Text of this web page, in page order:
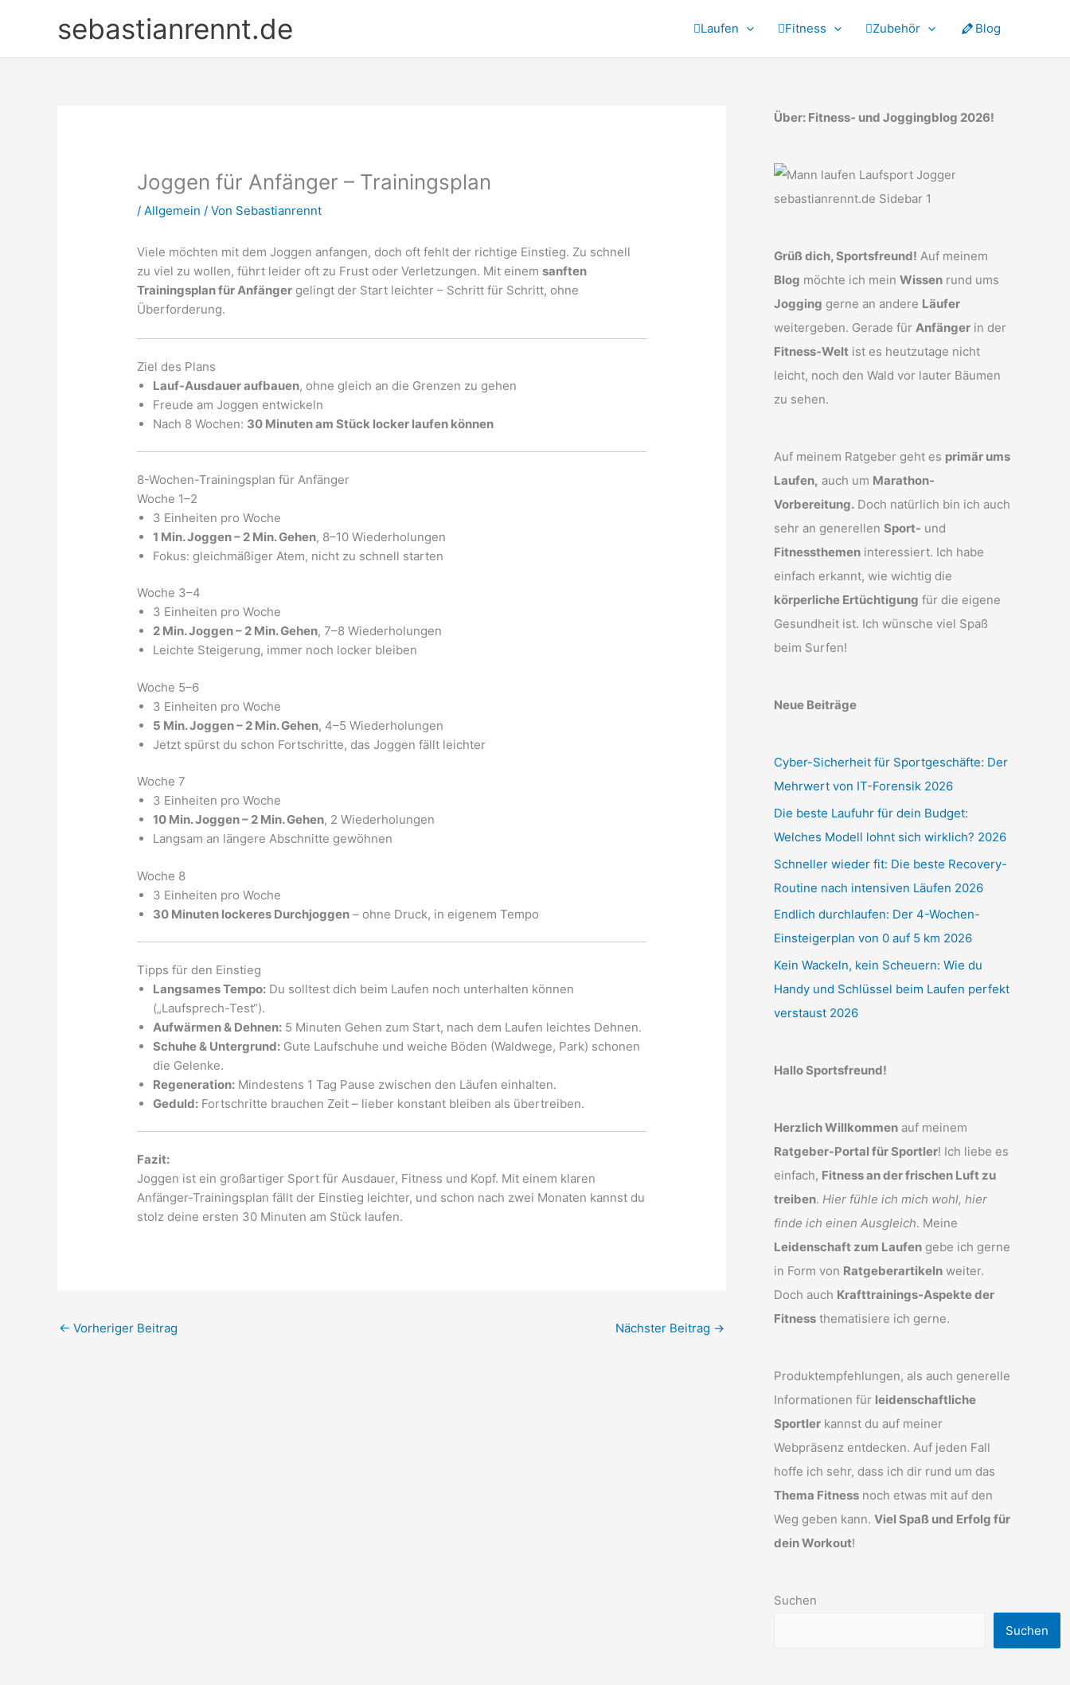
sebastianrennt.de Laufen Fitness Zubehör Blog
Joggen für Anfänger – Trainingsplan
/Allgemein / Von Sebastianrennt
Viele möchten mit dem Joggen anfangen, doch oft fehlt der richtige Einstieg. Zu schnell
zu viel zu wollen, führt leider oft zu Frust oder Verletzungen. Mit einemsanften
Trainingsplan für Anfänger gelingt der Start leichter – Schritt für Schritt, ohne
Überforderung.
Ziel des Plans
Lauf-Ausdauer aufbauen, ohne gleich an die Grenzen zu gehen
Freude am Joggen entwickeln
Nach 8 Wochen: 30 Minuten am Stück locker laufen können
8-Wochen-Trainingsplan für Anfänger
Woche 1–2
3 Einheiten pro Woche
1 Min. Joggen – 2 Min. Gehen, 8–10 Wiederholungen
Fokus: gleichmäßiger Atem, nicht zu schnell starten
Woche 3–4
3 Einheiten pro Woche
2 Min. Joggen – 2 Min. Gehen, 7–8 Wiederholungen
Leichte Steigerung, immer noch locker bleiben
Woche 5–6
3 Einheiten pro Woche
5 Min. Joggen – 2 Min. Gehen, 4–5 Wiederholungen
Jetzt spürst du schon Fortschritte, das Joggen fällt leichter
Woche 7
3 Einheiten pro Woche
10 Min. Joggen – 2 Min. Gehen, 2 Wiederholungen
Langsam an längere Abschnitte gewöhnen
Woche 8
3 Einheiten pro Woche
30 Minuten lockeres Durchjoggen – ohne Druck, in eigenem Tempo
Tipps für den Einstieg
Langsames Tempo: Du solltest dich beim Laufen noch unterhalten können
(„Laufsprech-Test“).
Aufwärmen & Dehnen: 5 Minuten Gehen zum Start, nach dem Laufen leichtes Dehnen.
Schuhe & Untergrund: Gute Laufschuhe und weiche Böden (Waldwege, Park) schonen
die Gelenke.
Regeneration: Mindestens 1 Tag Pause zwischen den Läufen einhalten.
Geduld: Fortschritte brauchen Zeit – lieber konstant bleiben als übertreiben.
Fazit:
Joggen ist ein großartiger Sport für Ausdauer, Fitness und Kopf. Mit einem klaren
Anfänger-Trainingsplan fällt der Einstieg leichter, und schon nach zwei Monaten kannst du
stolz deine ersten 30 Minuten am Stück laufen.
← Vorheriger Beitrag Nächster Beitrag →
Über: Fitness- und Joggingblog 2026!
Grüß dich, Sportsfreund! Auf meinem
Blog möchte ich mein Wissen rund ums
Jogging gerne an andere Läufer
weitergeben. Gerade für Anfänger in der
Fitness-Welt ist es heutzutage nicht
leicht, noch den Wald vor lauter Bäumen
zu sehen.
Auf meinem Ratgeber geht es primär ums
Laufen, auch um Marathon-
Vorbereitung. Doch natürlich bin ich auch
sehr an generellen Sport- und
Fitnessthemen interessiert. Ich habe
einfach erkannt, wie wichtig die
körperliche Ertüchtigung für die eigene
Gesundheit ist. Ich wünsche viel Spaß
beim Surfen!
Neue Beiträge
Cyber-Sicherheit für Sportgeschäfte: Der
Mehrwert von IT-Forensik 2026
Die beste Laufuhr für dein Budget:
Welches Modell lohnt sich wirklich? 2026
Schneller wieder fit: Die beste Recovery-
Routine nach intensiven Läufen 2026
Endlich durchlaufen: Der 4-Wochen-
Einsteigerplan von 0 auf 5 km 2026
Kein Wackeln, kein Scheuern: Wie du
Handy und Schlüssel beim Laufen perfekt
verstaust 2026
Hallo Sportsfreund!
Herzlich Willkommen auf meinem
Ratgeber-Portal für Sportler! Ich liebe es
einfach, Fitness an der frischen Luft zu
treiben. Hier fühle ich mich wohl, hier
finde ich einen Ausgleich. Meine
Leidenschaft zum Laufen gebe ich gerne
in Form von Ratgeberartikeln weiter.
Doch auch Krafttrainings-Aspekte der
Fitness thematisiere ich gerne.
Produktempfehlungen, als auch generelle
Informationen für leidenschaftliche
Sportler kannst du auf meiner
Webpräsenz entdecken. Auf jeden Fall
hoffe ich sehr, dass ich dir rund um das
Thema Fitness noch etwas mit auf den
Weg geben kann. Viel Spaß und Erfolg für
dein Workout!
Suchen
Suchen